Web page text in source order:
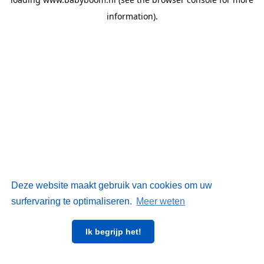
Deze website maakt gebruik van cookies om uw
surfervaring te optimaliseren. Meer weten
Ik begrijp het!
information).